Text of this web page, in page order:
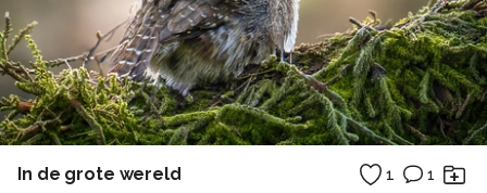
In de grote wereld 1 1